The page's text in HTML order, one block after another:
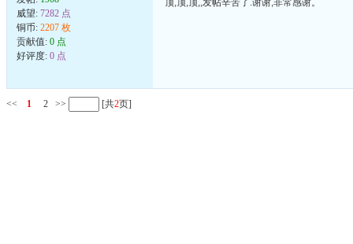
威望: 7282 点
铜币: 2207 枚
贡献值: 0 点
好评度: 0 点
顶,顶,顶,,发帖辛苦了.谢谢,非常感谢。
<< 1 2 >> [共2页]